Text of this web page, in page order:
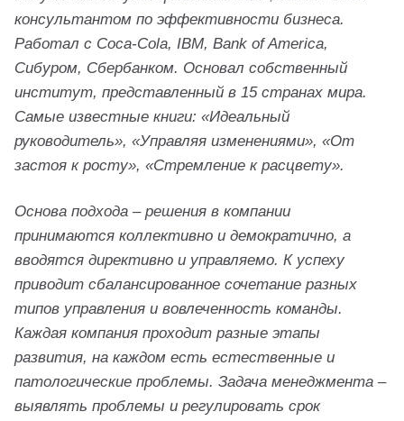
консультантом по эффективности бизнеса.
Работал с Coca-Cola, IBM, Bank of America,
Сибуром, Сбербанком. Основал собственный
институт, представленный в 15 странах мира.
Самые известные книги: «Идеальный
руководитель», «Управляя изменениями», «От
застоя к росту», «Стремление к расцвету».
Основа подхода – решения в компании
принимаются коллективно и демократично, а
вводятся директивно и управляемо. К успеху
приводит сбалансированное сочетание разных
типов управления и вовлеченность команды.
Каждая компания проходит разные этапы
развития, на каждом есть естественные и
патологические проблемы. Задача менеджмента –
выявлять проблемы и регулировать срок